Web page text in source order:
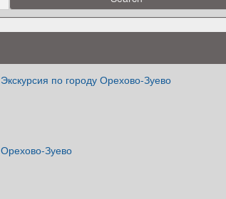
Экскурсия по городу Орехово-Зуево
Орехово-Зуево